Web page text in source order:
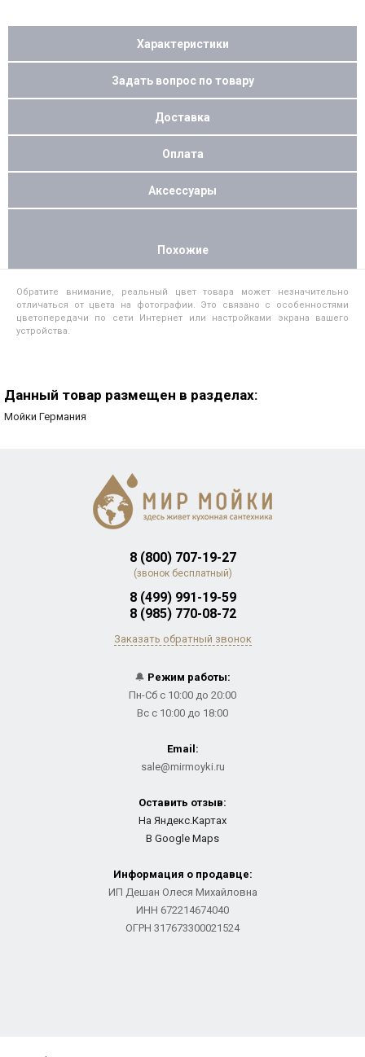
Характеристики
Задать вопрос по товару
Доставка
Оплата
Аксессуары
Похожие
Обратите внимание, реальный цвет товара может незначительно
отличаться от цвета на фотографии. Это связано с особенностями
цветопередачи по сети Интернет или настройками экрана вашего
устройства.
Данный товар размещен в разделах:
Мойки Германия
8 (800) 707-19-27
(звонок бесплатный)
8 (499) 991-19-59
8 (985) 770-08-72
Заказать обратный звонок
🔔 Режим работы:
Пн-Сб с 10:00 до 20:00
Вс с 10:00 до 18:00
Email:
sale@mirmoyki.ru
Оставить отзыв:
На Яндекс.Картах
В Google Maps
Информация о продавце:
ИП Дешан Олеся Михайловна
ИНН 672214674040
ОГРН 317673300021524